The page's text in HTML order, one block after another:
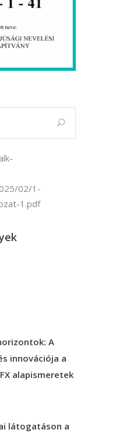
02/1-
1.pdf
A
innovációja a
alapismeretek
látogatáson a